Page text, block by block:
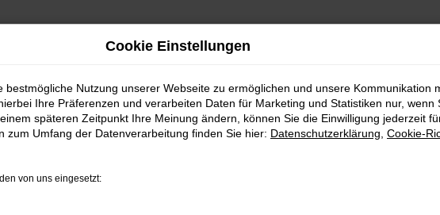
Cookie Einstellungen
bestmögliche Nutzung unserer Webseite zu ermöglichen und unsere Kommunikation
Ihre Präferenzen und verarbeiten Daten für Marketing und Statistiken nur, wenn
späteren Zeitpunkt Ihre Meinung ändern, können Sie die Einwilligung jederzeit
zum Umfang der Datenverarbeitung finden Sie hier: Datenschutzerklärung Cookie-
von uns eingesetzt: